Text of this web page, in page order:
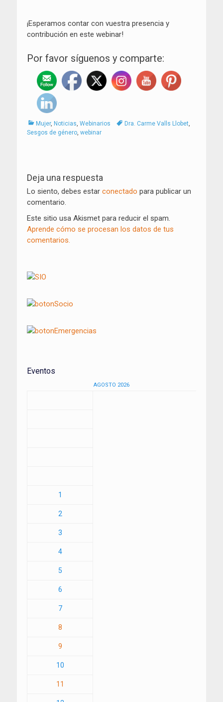
¡Esperamos contar con vuestra presencia y
contribución en este webinar!
Por favor síguenos y comparte:
Categorías
Mujer, Noticias, Webinarios TagsDra. Carme Valls Llobet,
Sesgos de género, webinar
de
entradas
Deja una respuesta
Lo siento, debes estar conectado para publicar un
comentario.
Este sitio usa Akismet para reducir el spam.
Aprende cómo se procesan los datos de tus
comentarios.
Eventos
AGOSTO 2026
1
2
3
4
5
6
7
8
9
10
11